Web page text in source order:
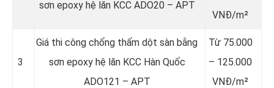
sơn epoxy hệ lăn KCC ADO20 – APT
VNĐ/m²
3
Giá thi công chống thấm dột sàn bằng
sơn epoxy hệ lăn KCC Hàn Quốc
ADO121 – APT
Từ 75.000
– 125.000
VNĐ/m²